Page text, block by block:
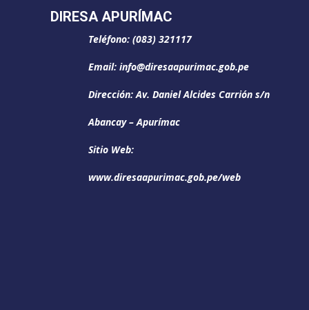
DIRESA APURÍMAC
Teléfono: (083) 321117
Email: info@diresaapurimac.gob.pe
Dirección: Av. Daniel Alcides Carrión s/n
Abancay – Apurímac
Sitio Web:
www.diresaapurimac.gob.pe/web